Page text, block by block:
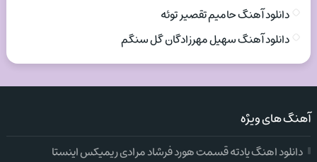
دانلود آهنگ حامیم تقصیر توئه
دانلود آهنگ سهیل مهرزادگان گل سنگم
آهنگ های ویژه
دانلود اهنگ یادته قسمت هورد فرشاد مرادی ریمیکس اینستا